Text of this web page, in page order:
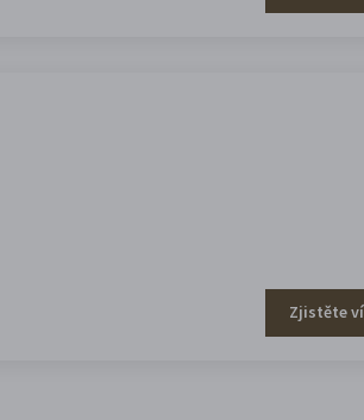
Zjistěte